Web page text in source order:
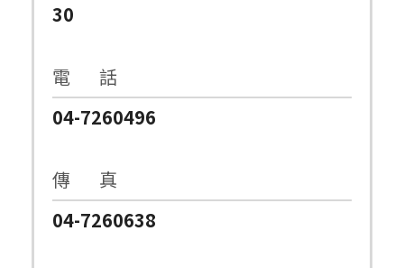
30
電 話
04-7260496
傳 真
04-7260638